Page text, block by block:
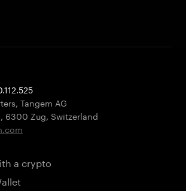
Tangem AG
, 6300 Zug, Switzerland
a crypto